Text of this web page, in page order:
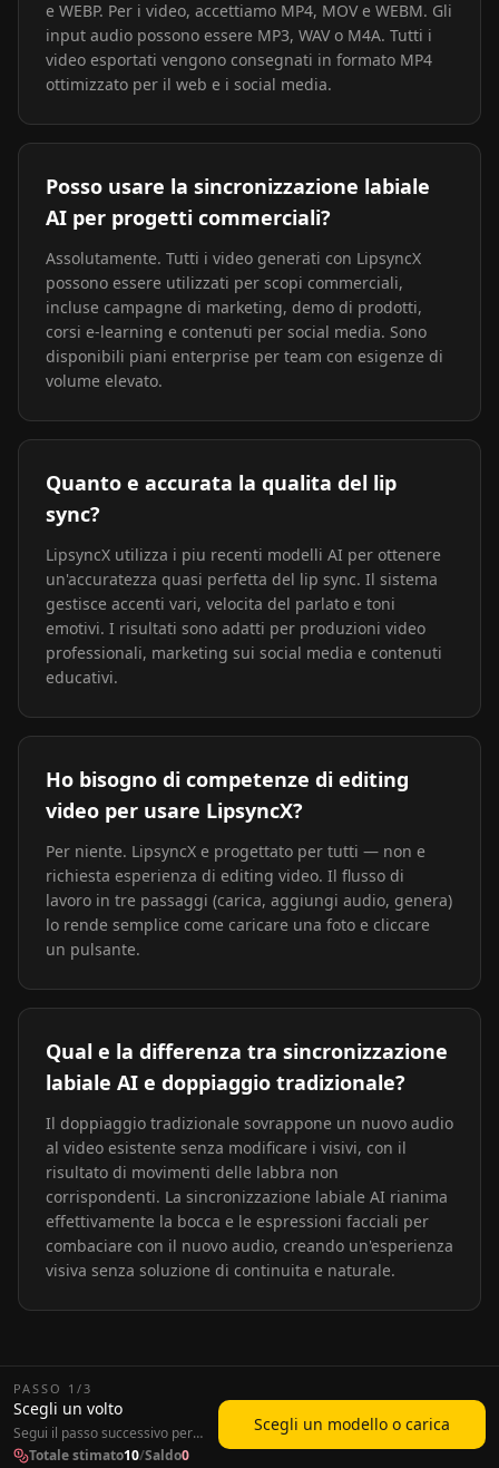
PASSO 1 /3
Scegli un volto
Segui il passo successivo per
continuare a creare il tuo video.
Totale stimato10/Saldo0
Scegli un modello o carica
e WEBP. Per i video, accettiamo MP4, MOV e WEBM. Gli
input audio possono essere MP3, WAV o M4A. Tutti i
video esportati vengono consegnati in formato MP4
ottimizzato per il web e i social media.
Posso usare la sincronizzazione labiale
AI per progetti commerciali?
Assolutamente. Tutti i video generati con LipsyncX
possono essere utilizzati per scopi commerciali,
incluse campagne di marketing, demo di prodotti,
corsi e-learning e contenuti per social media. Sono
disponibili piani enterprise per team con esigenze di
volume elevato.
Quanto e accurata la qualita del lip
sync?
LipsyncX utilizza i piu recenti modelli AI per ottenere
un'accuratezza quasi perfetta del lip sync. Il sistema
gestisce accenti vari, velocita del parlato e toni
emotivi. I risultati sono adatti per produzioni video
professionali, marketing sui social media e contenuti
educativi.
Ho bisogno di competenze di editing
video per usare LipsyncX?
Per niente. LipsyncX e progettato per tutti — non e
richiesta esperienza di editing video. Il flusso di
lavoro in tre passaggi (carica, aggiungi audio, genera)
lo rende semplice come caricare una foto e cliccare
un pulsante.
Qual e la differenza tra sincronizzazione
labiale AI e doppiaggio tradizionale?
Il doppiaggio tradizionale sovrappone un nuovo audio
al video esistente senza modificare i visivi, con il
risultato di movimenti delle labbra non
corrispondenti. La sincronizzazione labiale AI rianima
effettivamente la bocca e le espressioni facciali per
combaciare con il nuovo audio, creando un'esperienza
visiva senza soluzione di continuita e naturale.